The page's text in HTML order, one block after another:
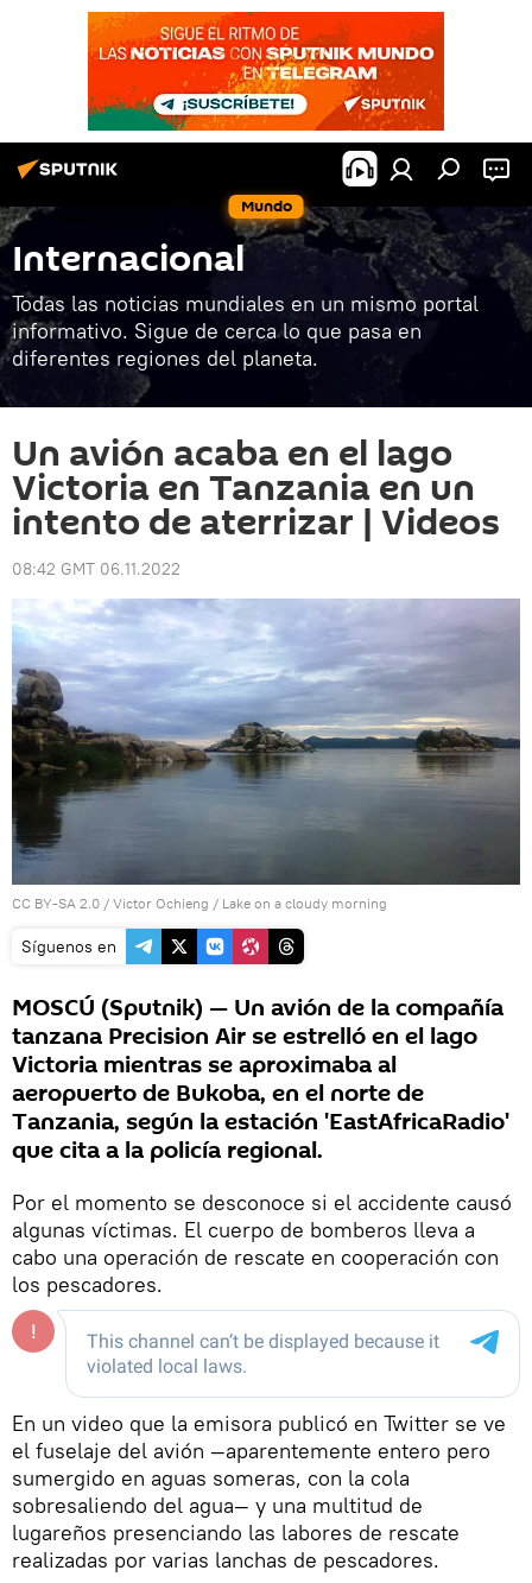
Mundo
Internacional
Todas las noticias mundiales en un mismo portal
informativo. Sigue de cerca lo que pasa en
diferentes regiones del planeta.
Un avión acaba en el lago
Victoria en Tanzania en un
intento de aterrizar | Videos
08:42 GMT 06.11.2022
CC BY-SA 2.0 / Victor Ochieng / Lake on a cloudy morning
Síguenos en
MOSCÚ (Sputnik) — Un avión de la compañía
tanzana Precision Air se estrelló en el lago
Victoria mientras se aproximaba al
aeropuerto de Bukoba, en el norte de
Tanzania, según la estación 'EastAfricaRadio'
que cita a la policía regional.
Por el momento se desconoce si el accidente causó
algunas víctimas. El cuerpo de bomberos lleva a
cabo una operación de rescate en cooperación con
los pescadores.
En un video que la emisora publicó en Twitter se ve
el fuselaje del avión —aparentemente entero pero
sumergido en aguas someras, con la cola
sobresaliendo del agua— y una multitud de
lugareños presenciando las labores de rescate
realizadas por varias lanchas de pescadores.